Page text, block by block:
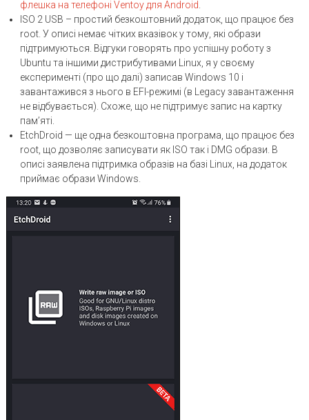
флешка на телефоні Ventoy для Android
ISO 2 USB – простий безкоштовний додаток, що працює без
root. У описі немає чітких вказівок у тому, які образи
підтримуються. Відгуки говорять про успішну роботу з
Ubuntu та іншими дистрибутивами Linux, я у своєму
експерименті (про що далі) записав Windows 10 і
завантажився з нього в EFI-режимі (в Legacy завантаження
не відбувається). Схоже, що не підтримує запис на картку
пам’яті.
EtchDroid — ще одна безкоштовна програма, що працює без
root, що дозволяє записувати як ISO так і DMG образи. В
описі заявлена ​​підтримка образів на базі Linux, на додаток
приймає образи Windows.